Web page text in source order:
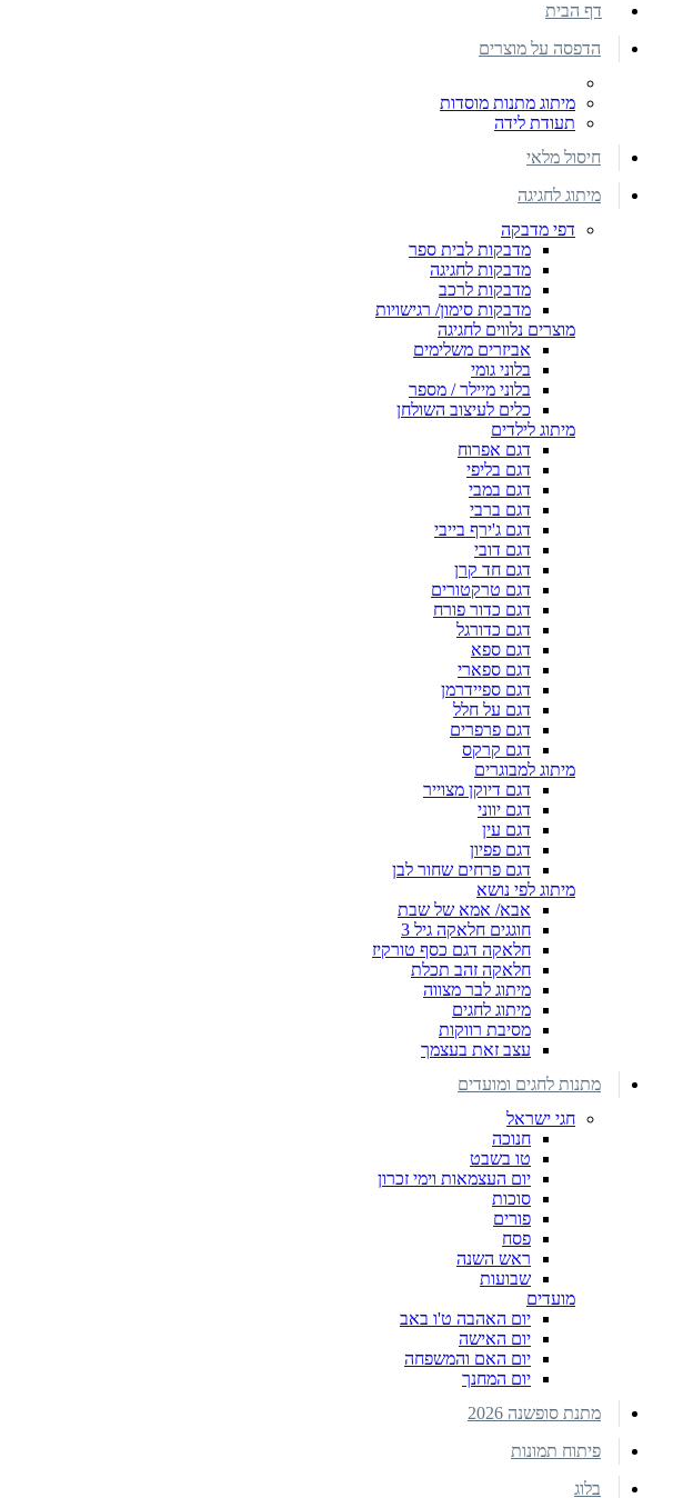
דף הבית
הדפסה על מוצרים
מיתוג מתנות מוסדות
תעודת לידה
חיסול מלאי
מיתוג לחגיגה
דפי מדבקה
מדבקות לבית ספר
מדבקות לחגיגה
מדבקות לרכב
מדבקות סימון/ רגישויות
מוצרים נלווים לחגיגה
אביזרים משלימים
בלוני גומי
בלוני מיילר / מספר
כלים לעיצוב השולחן
מיתוג לילדים
דגם אפרוח
דגם בליפי
דגם במבי
דגם ברבי
דגם ג'ירף בייבי
דגם דובי
דגם חד קרן
דגם טרקטורים
דגם כדור פורח
דגם כדורגל
דגם ספא
דגם ספארי
דגם ספיידרמן
דגם על חלל
דגם פרפרים
דגם קרקס
מיתוג למבוגרים
דגם דיוקן מצוייר
דגם יווני
דגם עין
דגם פפיון
דגם פרחים שחור לבן
מיתוג לפי נושא
אבא/ אמא של שבת
חוגגים חלאקה גיל 3
חלאקה דגם כסף טורקיז
חלאקה זהב תכלת
מיתוג לבר מצווה
מיתוג לחגים
מסיבת רווקות
עצב זאת בעצמך
מתנות לחגים ומועדים
חגי ישראל
חנוכה
טו בשבט
יום העצמאות וימי זכרון
סוכות
פורים
פסח
ראש השנה
שבועות
מועדים
יום האהבה ט'ו באב
יום האישה
יום האם והמשפחה
יום המחנך
מתנת סופשנה 2026
פיתוח תמונות
בלוג